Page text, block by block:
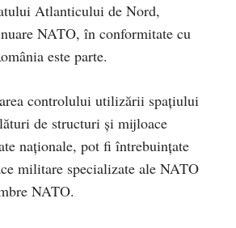
Atlanticului de Nord,
NATO, în conformitate cu
este parte.
controlului utilizării spațiului
de structuri și mijloace
naționale, pot fi întrebuințate
militare specializate ale NATO
NATO.